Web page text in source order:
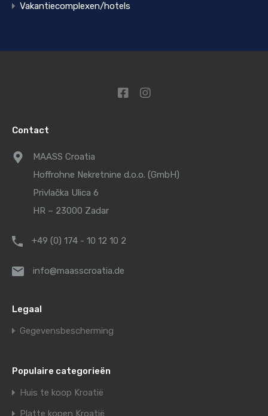
Vakantiecomplexen/hotels
Contact
MAASS Croatia
Hoffrohne Nekretnine d.o.o. (GmbH)
Privlačka Ulica 6
HR – 23000 Zadar
+49 (0) 174 - 10 12 10 2
info@maasscroatia.de
Legaal
Gegevensbescherming
Populaire categorieën
Huis te koop Kroatië
Platte kopen Kroatië